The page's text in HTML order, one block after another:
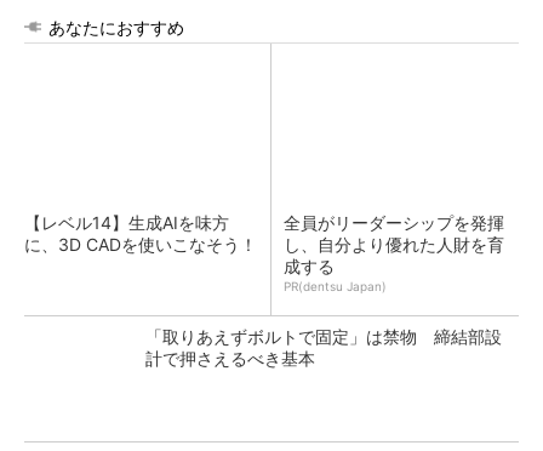
あなたにおすすめ
【レベル14】生成AIを味方
に、3D CADを使いこなそう！
全員がリーダーシップを発揮
し、自分より優れた人財を育
成する
PR(dentsu Japan)
「取りあえずボルトで固定」は禁物 締結部設
計で押さえるべき基本